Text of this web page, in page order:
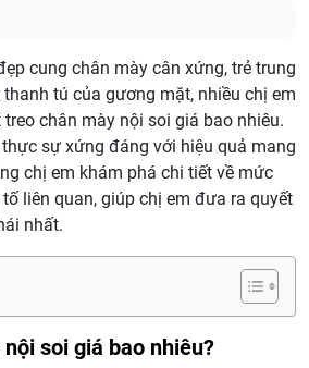
cung chân mày cân xứng, trẻ trung
tú của gương mặt, nhiều chị em
chân mày nội soi giá bao nhiêu.
sự xứng đáng với hiệu quả mang
chị em khám phá chi tiết về mức
liên quan, giúp chị em đưa ra quyết
nhất.
soi giá bao nhiêu?